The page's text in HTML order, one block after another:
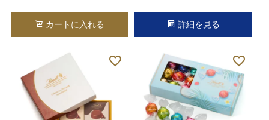
カートに入れる 詳細を見る